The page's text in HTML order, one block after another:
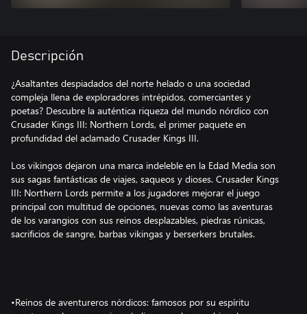
Descripción
¿Asaltantes despiadados del norte helado o una sociedad
compleja llena de exploradores intrépidos, comerciantes y
poetas? Descubre la auténtica riqueza del mundo nórdico con
Crusader Kings III: Northern Lords, el primer paquete en
profundidad del aclamado Crusader Kings III.
Los vikingos dejaron una marca indeleble en la Edad Media son
sus sagas fantásticas de viajes, saqueos y dioses. Crusader Kings
III: Northern Lords permite a los jugadores mejorar el juego
principal con multitud de opciones, nuevas como las aventuras
de los varangios con sus reinos desplazables, piedras rúnicas,
sacrificios de sangre, barbas vikingas y berserkers brutales.
•Reinos de aventureros nórdicos: famosos por su espíritu